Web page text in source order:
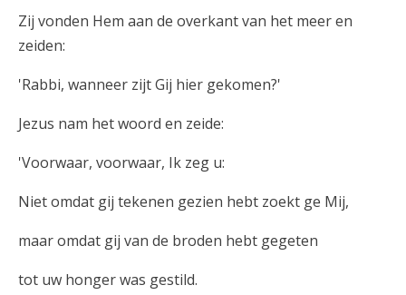
Zij vonden Hem aan de overkant van het meer en
zeiden:
'Rabbi, wanneer zijt Gij hier gekomen?'
Jezus nam het woord en zeide:
'Voorwaar, voorwaar, Ik zeg u:
Niet omdat gij tekenen gezien hebt zoekt ge Mij,
maar omdat gij van de broden hebt gegeten
tot uw honger was gestild.